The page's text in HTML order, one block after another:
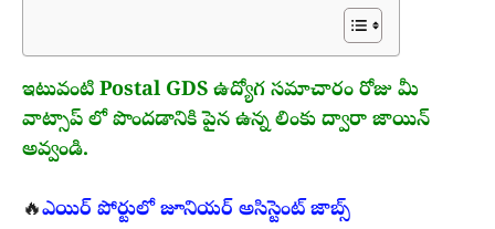
ఇటువంటి Postal GDS ఉద్యోగ సమాచారం రోజు మీ
వాట్సాప్ లో పొందడానికి పైన ఉన్న లింకు ద్వారా జాయిన్
అవ్వండి.
🔥ఎయిర్ పోర్టులో జూనియర్ అసిస్టెంట్ జాబ్స్